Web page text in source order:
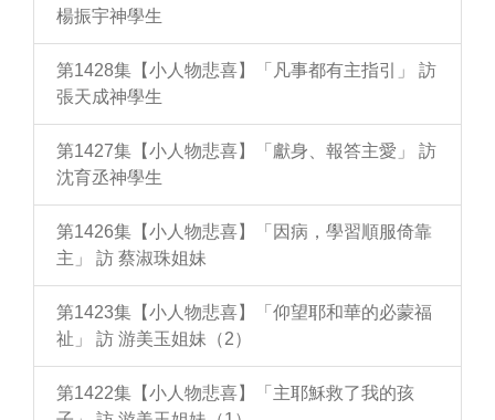
楊振宇神學生
第1428集【小人物悲喜】「凡事都有主指引」 訪
張天成神學生
第1427集【小人物悲喜】「獻身、報答主愛」 訪
沈育丞神學生
第1426集【小人物悲喜】「因病，學習順服倚靠
主」 訪 蔡淑珠姐妹
第1423集【小人物悲喜】「仰望耶和華的必蒙福
祉」 訪 游美玉姐妹（2）
第1422集【小人物悲喜】「主耶穌救了我的孩